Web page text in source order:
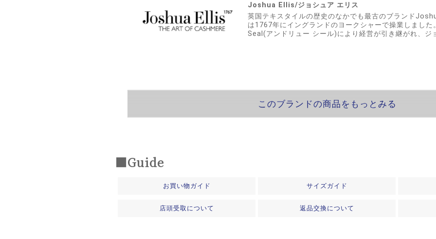
Joshua Ellis/ジョシュア エリス
英国テキスタイルの歴史のなかでも最古のブランド
は1767年にイングランドのヨークシャーで操業しまし
Seal(アンドリュー シール)により経営が引き継がれ、ジ
このブランドの商品をもっとみる
■Guide
お買い物ガイド サイズガイド
店頭受取について 返品交換について